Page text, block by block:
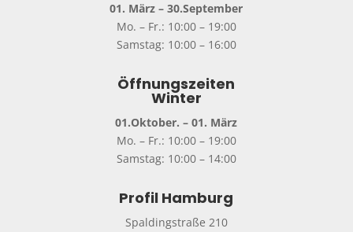
01. März – 30.September
Mo. – Fr.: 10:00 – 19:00
Samstag: 10:00 – 16:00
Öffnungszeiten
Winter
01.Oktober. – 01. März
Mo. – Fr.: 10:00 – 19:00
Samstag: 10:00 – 14:00
Profil Hamburg
Spaldingstraße 210